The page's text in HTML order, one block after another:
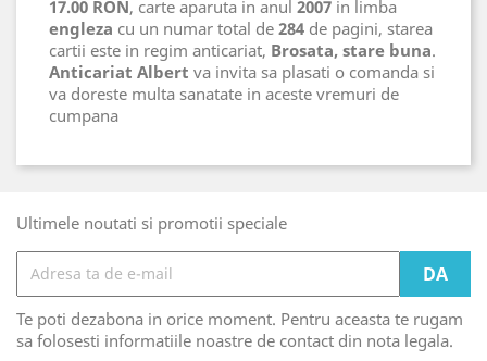
17.00 RON, carte aparuta in anul 2007 in limba
engleza cu un numar total de 284 de pagini, starea
cartii este in regim anticariat, Brosata, stare buna.
Anticariat Albert va invita sa plasati o comanda si
va doreste multa sanatate in aceste vremuri de
cumpana
Ultimele noutati si promotii speciale
Te poti dezabona in orice moment. Pentru aceasta te rugam
sa folosesti informatiile noastre de contact din nota legala.